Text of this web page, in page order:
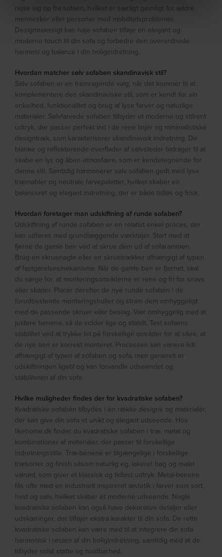
rejse sig op fra sofaen, hvilket er særligt gavnligt for ældre
mennesker eller personer med mobilitetsproblemer.
Designmæssigt kan høje sofaben tilføje en elegant og
moderne touch til din sofa og forbedre den overordnede
harmoni og balance i din boligindretning.
Hvordan matcher sølv sofaben skandinavisk stil?
Sølv sofaben er en fremragende valg, når det kommer til at
komplementere den skandinaviske stil, som er kendt for sin
enkelhed, funktionalitet og brug af lyse farver og naturlige
materialer. Sølvfarvede sofaben tilbyder et moderne og stilrent
udtryk, der passer perfekt ind i de rene linjer og minimalistiske
designtræk, som karakteriserer skandinavisk indretning. De
blanke og reflekterende overflader af sølvsteder bidrager til at
skabe en lys og åben atmosfære, som er kendetegnende for
denne stil. Samtidig harmonerer sølv sofaben godt med lyse
træmøbler og neutrale farvepaletter, hvilket skaber en
balanceret og elegant indretning, der er både tidløs og frisk.
Hvordan foretager man udskiftning af runde sofaben?
Udskiftning af runde sofaben er en relativt enkel proces, der
kan udføres med grundlæggende værktøjer. Start med at
fjerne de gamle ben ved at skrue dem ud af sofarammen.
Brug en skruenøgle eller en skruetrækker afhængigt af typen
af fastgørelsesmekanisme. Når de gamle ben er fjernet, skal
du sørge for, at monteringsområderne er rene og fri for snavs
eller skader. Placér derefter de nye runde sofaben i de
forudbestemte monteringshuller og stram dem omhyggeligt
med de passende skruer eller beslag. Vær omhyggelig med at
justere benene, så de sidder lige og stabilt. Test sofaens
stabilitet ved at trykke let på forskellige områder for at sikre, at
de nye ben er korrekt monteret. Processen kan variere lidt
afhængigt af typen af sofaben og sofa, men generelt er
udskiftningen ligetil og kan forvandle udseendet og
stabiliteten af din sofa.
Hvilke muligheder findes der for kvadratiske sofaben?
Kvadratiske sofaben tilbydes i en række designs og materialer,
der kan give din sofa et unikt og elegant udseende. Hos
likehome.dk finder du kvadratiske sofaben i træ, metal og
kombinationer af materialer, der passer til forskellige
indretningsstile. Træ-benene er tilgængelige i forskellige
træsorter og finish såsom naturlig eg, lakeret bøg og malet
valnød, som giver et klassisk og tidløst udtryk. Metal-benene
fås ofte med en industrielt inspireret æstetik i farver som sort,
hvid og sølv, hvilket skaber et moderne udseende. Nogle
kvadratiske sofaben kan også have dekorative detaljer eller
udskæringer, der tilføjer ekstra karakter til din sofa. De rette
kvadratiske sofaben kan være med til at integrere din sofa
harmonisk i resten af din boligindretning, samtidig med at de
tilbyder solid støtte og holdbarhed.